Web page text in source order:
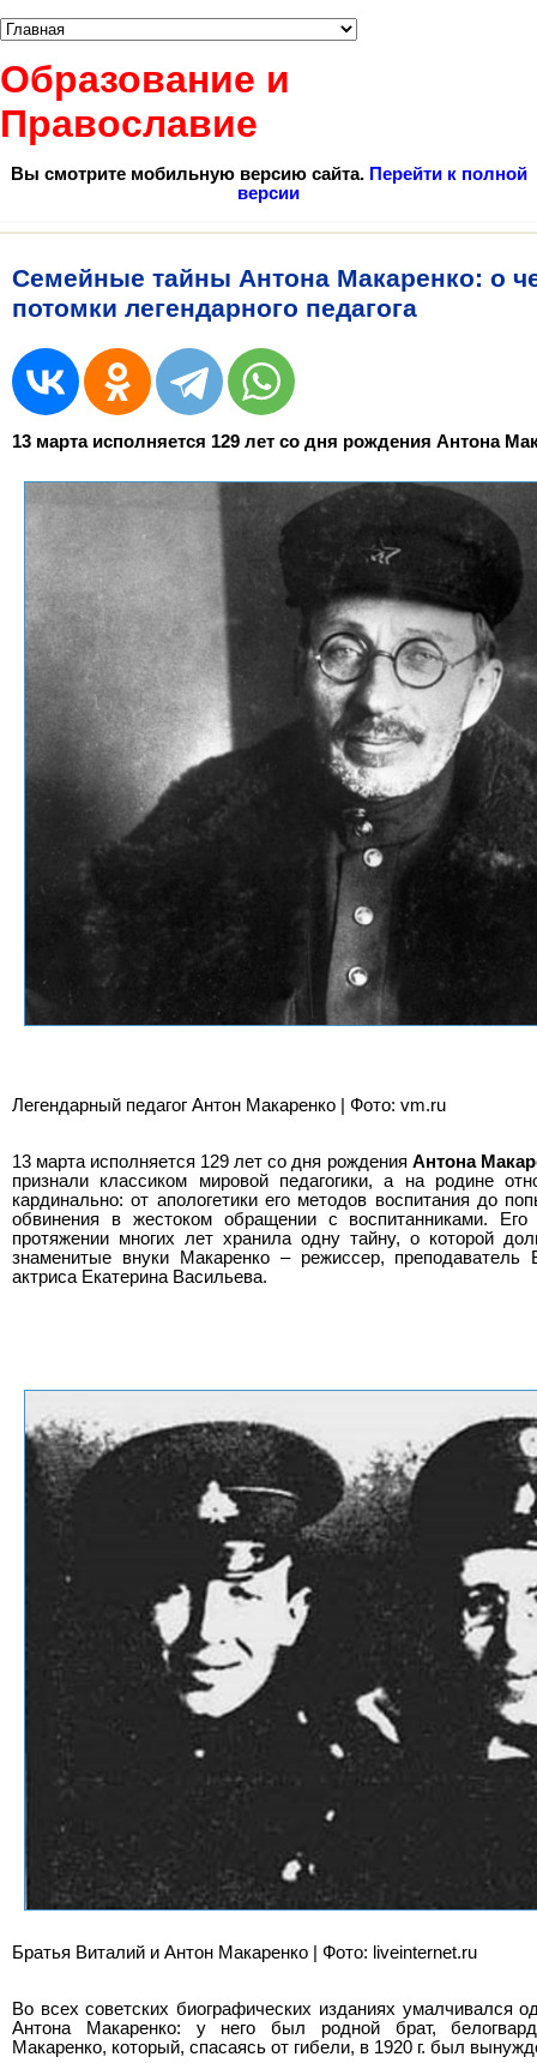
Образование и
Православие
Вы смотрите мобильную версию сайта. Перейти к полной
версии
Семейные тайны Антона Макаренко: о
потомки легендарного педагога
13 марта исполняется 129 лет со дня рождения Антона
Легендарный педагог Антон Макаренко | Фото: vm.ru
13 марта исполняется 129 лет со дня рождения Антона
признали классиком мировой педагогики, а на родине
кардинально: от апологетики его методов воспитания до
обвинения в жестоком обращении с воспитанниками. Его
протяжении многих лет хранила одну тайну, о которой
знаменитые внуки Макаренко – режиссер,
актриса Екатерина Васильева.
Братья Виталий и Антон Макаренко | Фото: liveinternet.ru
Во всех советских биографических изданиях умалчивался
Антона Макаренко: у него был родной брат,
Макаренко, который, спасаясь от гибели, в 1920 г. был